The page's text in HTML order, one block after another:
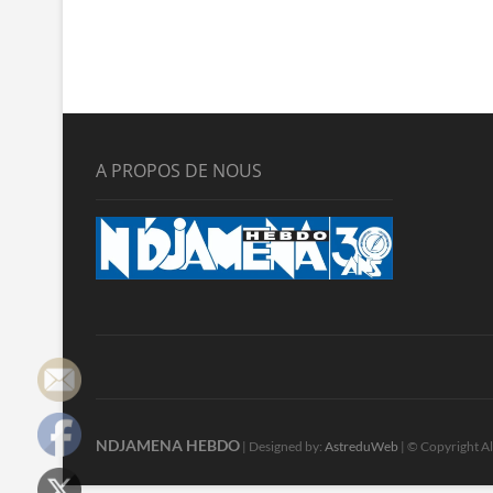
A PROPOS DE NOUS
NDJAMENA HEBDO | Designed by: AstreduWeb | © Copyright